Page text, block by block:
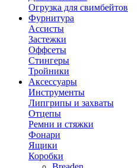
Огрузка для свимбейтов
Фурнитура
Ассисты
Застежки
Оффсеты
Стингеры
Тройники
Аксессуары
Инструменты
Липгрипы и захваты
Отцепы
Ремни и стяжки
Фонари
Ящики
Коробки